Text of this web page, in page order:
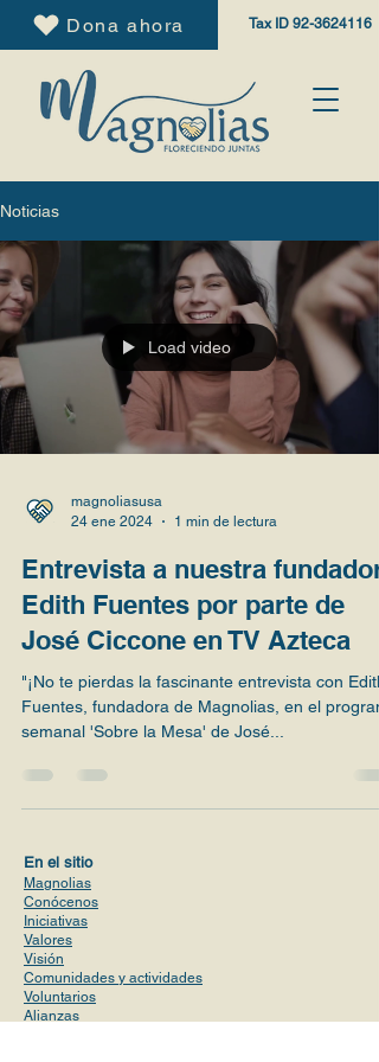
Dona ahora Tax ID 92-3624116
Noticias
Load video
magnoliasusa
24 ene 2024
1 min de lectura
Entrevista a nuestra
Edith Fuentes por parte de
José Ciccone en TV Azteca
"¡No te pierdas la fascinante entrevista con Edith
Fuentes, fundadora de Magnolias, en el
semanal 'Sobre la Mesa' de José...
En el sitio
Magnolias
Conócenos
Iniciativas
Valores
Visión
Comunidades y actividades
Voluntarios
Alianzas